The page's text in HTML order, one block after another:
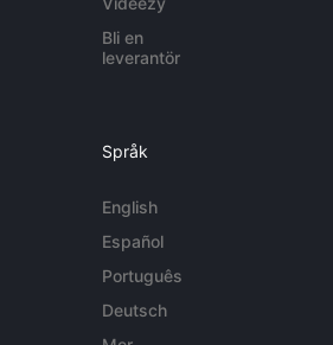
Bli en
leverantör
Språk
English
Español
Português
Deutsch